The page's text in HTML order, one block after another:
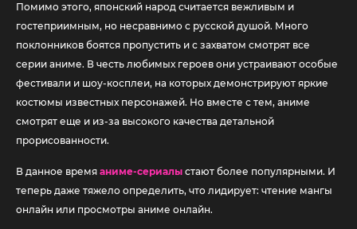
Помимо этого, японский народ считается вежливым и
гостеприимным, но несравнимо с русской душой. Много
поклонников боятся пропустить и с захватом смотрят все
серии аниме. В честь любимых героев они устраивают особые
фестивали и шоу-косплеи, на которых демонстрируют яркие
костюмы известных персонажей. Но вместе с тем, аниме
смотрят еще и из-за высокого качества детальной
прорисованности.
В данное время аниме-сериалы стают более популярными. И
теперь даже тяжело определить, что лидирует: чтение мангы
онлайн или просмотры аниме онлайн.